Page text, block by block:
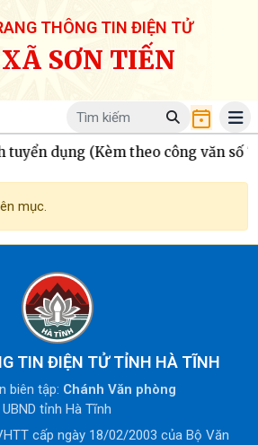
THÔNG TIN ĐIỆN TỬ
XÃ SƠN TIẾN
dụng (Kèm theo công văn số
mục.
TIN ĐIỆN TỬ TỈNH HÀ TĨNH
biên tập: Chánh Văn phòng
UBND tỉnh Hà Tĩnh
cấp ngày 18/02/2003 của Bộ Văn